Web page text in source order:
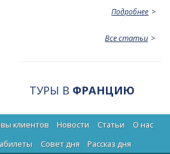
Подробнее
Все статьи
ТУРЫ В ФРАНЦИЮ
клиентов Новости Статьи
О нас
Cовет дня Рассказ дня